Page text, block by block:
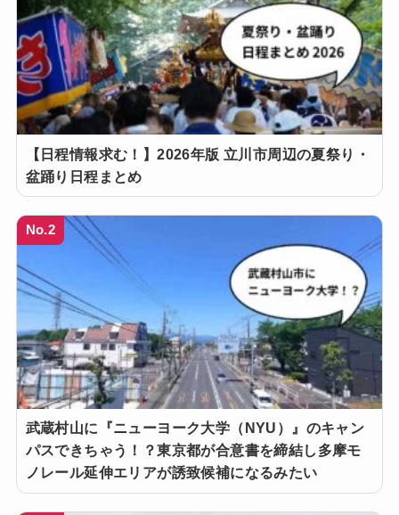
【日程情報求む！】2026年版 立川市周辺の夏祭り・
盆踊り日程まとめ
No.2
武蔵村山に『ニューヨーク大学（NYU）』のキャン
パスできちゃう！？東京都が合意書を締結し多摩モ
ノレール延伸エリアが誘致候補になるみたい